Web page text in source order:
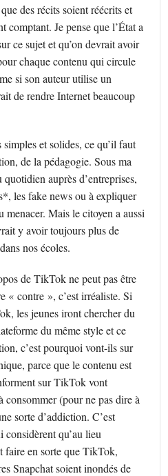
des récits soient réécrits et
comptant. Je pense que l’État a
ce sujet et qu’on devrait avoir
chaque contenu qui circule
si son auteur utilise un
de rendre Internet beaucoup
et solides, ce qu’il faut
de la pédagogie. Sous ma
auprès d’entreprises,
les fake news ou à expliquer
Mais le citoyen a aussi
y avoir toujours plus de
nos écoles.
de TikTok ne peut pas être
« contre », c’est irréaliste. Si
les jeunes iront chercher du
du même style et ce
c’est pourquoi vont-ils sur
parce que le contenu est
sur TikTok vont
consommer (pour ne pas dire à
sorte d’addiction. C’est
qu’au lieu
faire en sorte que TikTok,
Snapchat soient inondés de